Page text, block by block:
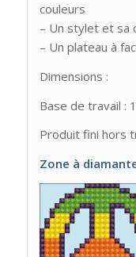
couleurs
– Un stylet et sa
– Un plateau à
Dimensions :
Base de travail :
Produit fini hors
Zone à